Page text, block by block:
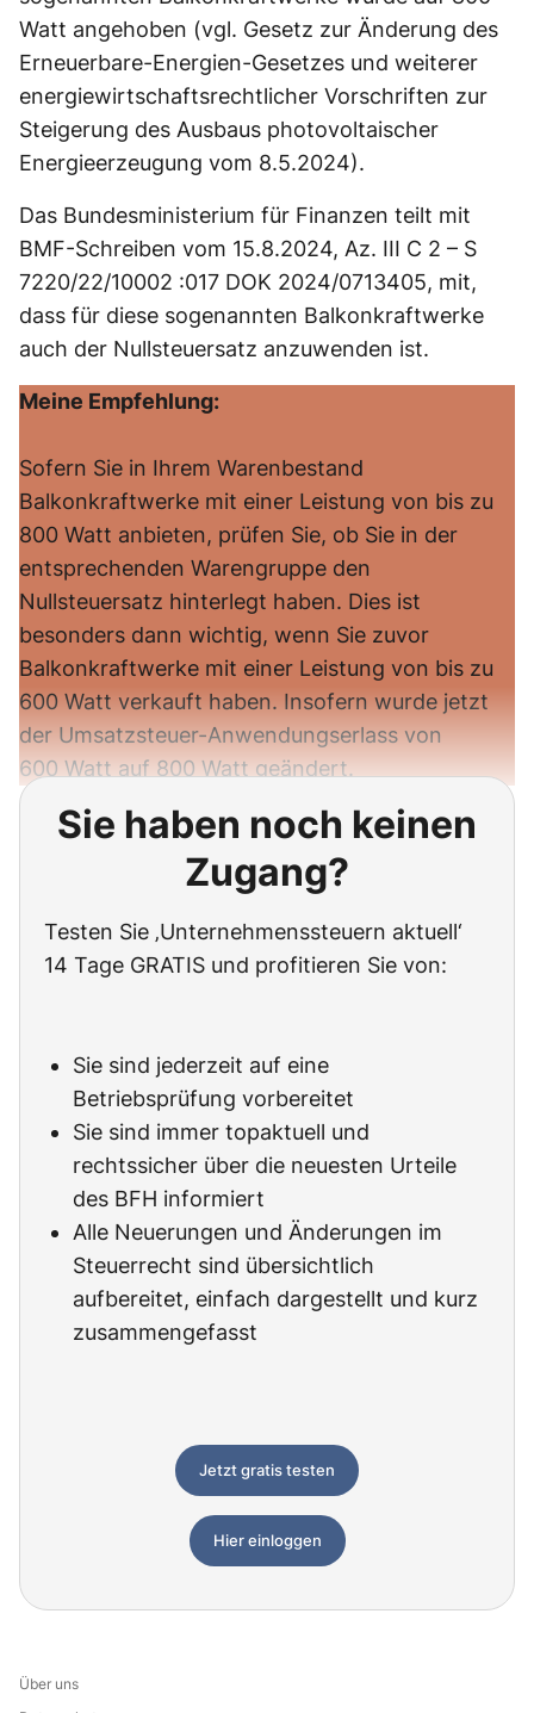
Watt angehoben (vgl. Gesetz zur Änderung des
Erneuerbare-Energien-Gesetzes und weiterer
energiewirtschaftsrechtlicher Vorschriften zur
Steigerung des Ausbaus photovoltaischer
Energieerzeugung vom 8.5.2024).
Das Bundesministerium für Finanzen teilt mit
BMF-Schreiben vom 15.8.2024, Az. III C 2 – S
7220/22/10002 :017 DOK 2024/0713405, mit,
dass für diese sogenannten Balkonkraftwerke
auch der Nullsteuersatz anzuwenden ist.
Meine Empfehlung:
Sofern Sie in Ihrem Warenbestand
Balkonkraftwerke mit einer Leistung von bis zu
800 Watt anbieten, prüfen Sie, ob Sie in der
entsprechenden Warengruppe den
Nullsteuersatz hinterlegt haben. Dies ist
besonders dann wichtig, wenn Sie zuvor
Balkonkraftwerke mit einer Leistung von bis zu
600 Watt verkauft haben. Insofern wurde jetzt
der Umsatzsteuer-Anwendungserlass von
600 Watt auf 800 Watt geändert.
Sie haben noch keinen
Zugang?
Testen Sie ‚Unternehmenssteuern aktuell‘
14 Tage GRATIS und profitieren Sie von:
Sie sind jederzeit auf eine
Betriebsprüfung vorbereitet
Sie sind immer topaktuell und
rechtssicher über die neuesten Urteile
des BFH informiert
Alle Neuerungen und Änderungen im
Steuerrecht sind übersichtlich
aufbereitet, einfach dargestellt und kurz
zusammengefasst
Jetzt gratis testen
Hier einloggen
Über uns